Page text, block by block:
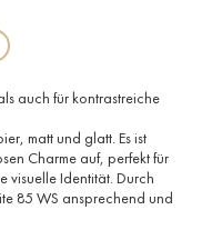
auch für kontrastreiche
matt und glatt. Es ist
Charme auf, perfekt für
Identität. Durch
85 WS ansprechend und